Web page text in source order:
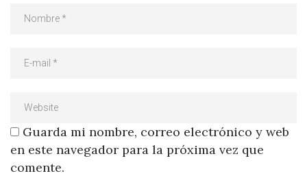
Guarda mi nombre, correo electrónico y web
en este navegador para la próxima vez que
comente.